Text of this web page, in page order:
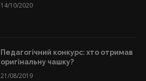
14/10/2020
Педагогічний конкурс: хто отримав
оригінальну чашку?
21/08/2019